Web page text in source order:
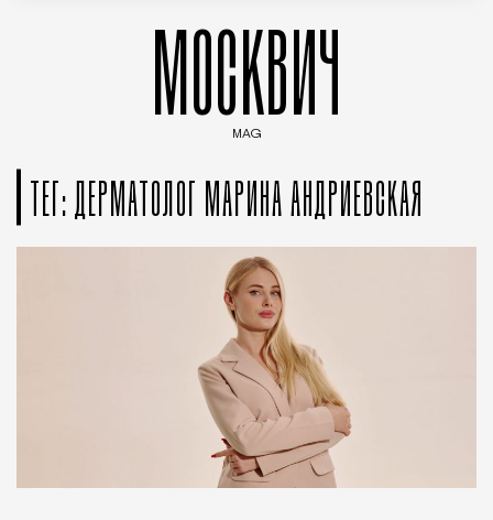
МОСКВИЧ
MAG
ТЕГ: ДЕРМАТОЛОГ МАРИНА АНДРИЕВСКАЯ